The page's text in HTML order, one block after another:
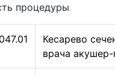
процедуры
Кесарево
врача акушер-